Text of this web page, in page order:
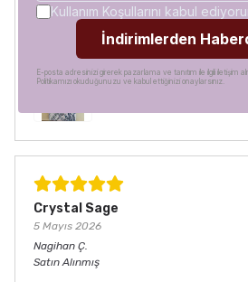
Görür görmez çok beğendim. Hem
hem de koruma olarak çok güvenilir.
için teşekkürler
Crystal Sage
5 Mayıs 2026
Nagihan Ç.
Satın Alınmış
Kullanım Koşullarını kabul
İndirimlerden
E-posta adresinizi girerek pazarlama ve tanıtım ile ilgili iletişim
Politikamızı okuduğunuzu ve kabul ettiğinizi onaylarsınız.